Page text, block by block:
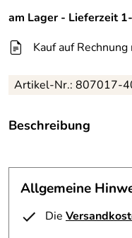
am Lager - Lieferzeit
Kauf auf
Artikel-Nr.: 807017-
Beschreibung
Das Schlankmacher T-
Ein schwarzes sowie
Grundausstattung in
Diese Canyon T-Shirt
Allgemeine
Die